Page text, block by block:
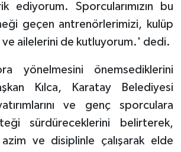
ediyorum. Sporcularımızın bu
geçen antrenörlerimizi, kulüp
ailelerini de kutluyorum.' dedi.
yönelmesini önemsediklerini
Kılca, Karatay Belediyesi
ve genç sporculara
sürdüreceklerini belirterek,
ve disiplinle çalışarak elde